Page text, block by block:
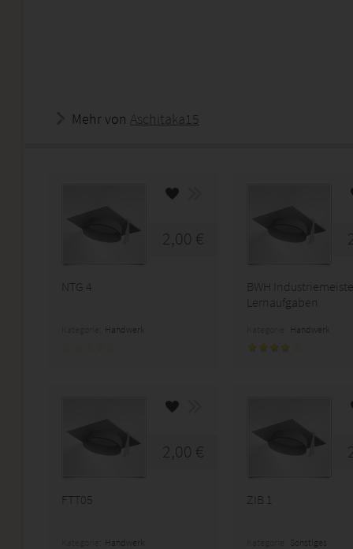
Mehr von Aschitaka15
2,00 €
NTG 4
Handwerk
BWH
Lernaufgaben
Handwerk
2,00 €
FTT05
Handwerk
ZIB 1
Sonstiges